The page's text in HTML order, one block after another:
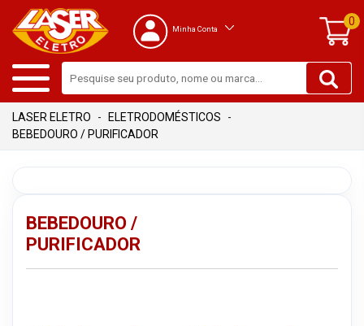
Minha Conta
0
ELETRODOMÉSTICOS
BEBEDOURO / PURIFICADOR
BEBEDOURO /
PURIFICADOR